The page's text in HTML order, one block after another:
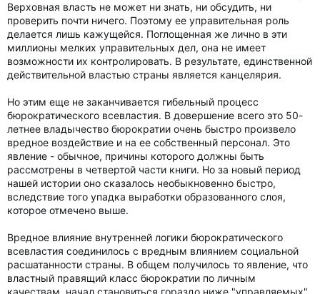
Верховная власть не может ни знать, ни обсудить, ни
проверить почти ничего. Поэтому ее управительная роль
делается лишь кажущейся. Поглощенная же лично в эти
миллионы мелких управительных дел, она не имеет
возможности их контролировать. В результате, единственной
действительной властью страны является канцелярия.
Но этим еще не заканчивается гибельный процесс
бюрократического всевластия. В довершение всего это 50-
летнее владычество бюрократии очень быстро произвело
вредное воздействие и на ее собственный персонал. Это
явление - обычное, причины которого должны быть
рассмотрены в четвертой части книги. Но за новый период
нашей истории оно сказалось необыкновенно быстро,
вследствие того упадка выработки образованного слоя,
которое отмечено выше.
Вредное влияние внутренней логики бюрократического
всевластия соединилось с вредным влиянием социальной
расшатанности страны. В общем получилось то явление, что
властный правящий класс бюрократии по личным
качествам, начал становиться гораздо ниже "управляемых"